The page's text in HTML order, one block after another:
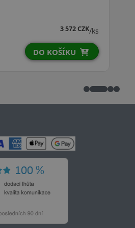
4 639 CZK/ks
DO KOŠÍKU